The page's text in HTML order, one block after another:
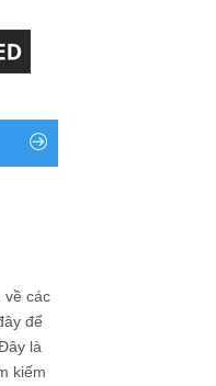
về các
để
là
kiếm